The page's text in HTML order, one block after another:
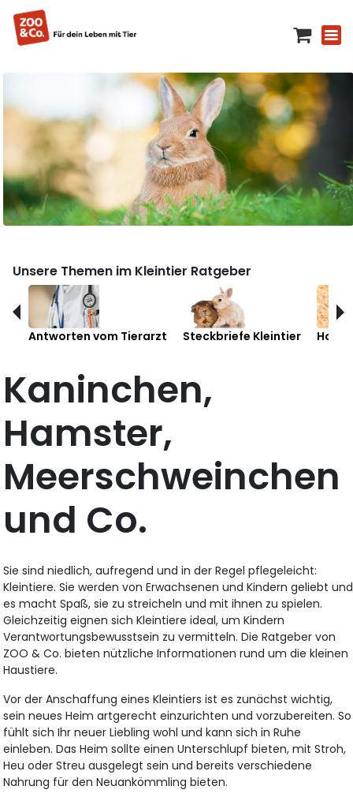
Unsere Themen im Kleintier Ratgeber
Antworten vom Tierarzt Steckbriefe Kleintier
Kaninchen,
Hamster,
Meerschweinchen
und Co.
Sie sind niedlich, aufregend und in der Regel pflegeleicht:
Kleintiere. Sie werden von Erwachsenen und Kindern geliebt und
es macht Spaß, sie zu streicheln und mit ihnen zu spielen.
Gleichzeitig eignen sich Kleintiere ideal, um Kindern
Verantwortungsbewusstsein zu vermitteln. Die Ratgeber von
ZOO & Co. bieten nützliche Informationen rund um die kleinen
Haustiere.
Vor der Anschaffung eines Kleintiers ist es zunächst wichtig,
sein neues Heim artgerecht einzurichten und vorzubereiten. So
fühlt sich Ihr neuer Liebling wohl und kann sich in Ruhe
einleben. Das Heim sollte einen Unterschlupf bieten, mit Stroh,
Heu oder Streu ausgelegt sein und bereits verschiedene
Nahrung für den Neuankömmling bieten.